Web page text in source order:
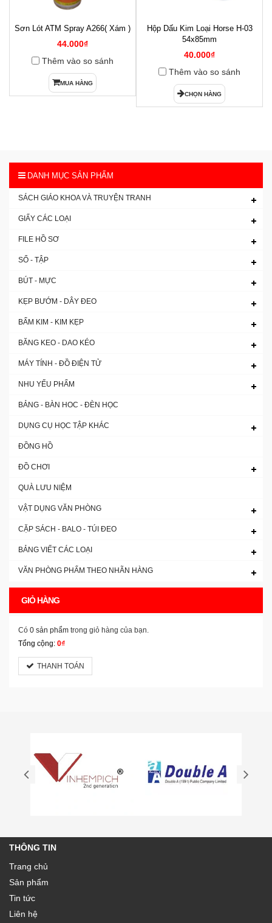
Sơn Lót ATM Spray A266( Xám )
44.000₫
Thêm vào so sánh
MUA HÀNG
Hộp Dấu Kim Loại Horse H-03
54x85mm
40.000₫
Thêm vào so sánh
CHỌN HÀNG
DANH MỤC SẢN PHẨM
SÁCH GIÁO KHOA VÀ TRUYỆN TRANH
GIẤY CÁC LOẠI
FILE HỒ SƠ
SỔ - TẬP
BÚT - MỰC
KẸP BƯỚM - DÂY ĐEO
BẤM KIM - KIM KẸP
BĂNG KEO - DAO KÉO
MÁY TÍNH - ĐỒ ĐIỆN TỬ
NHU YẾU PHẨM
BẢNG - BÀN HOC - ĐÈN HỌC
DỤNG CỤ HỌC TẬP KHÁC
ĐỒNG HỒ
ĐỒ CHƠI
QUÀ LƯU NIỆM
VẬT DỤNG VĂN PHÒNG
CẶP SÁCH - BALO - TÚI ĐEO
BẢNG VIẾT CÁC LOẠI
VĂN PHÒNG PHẨM THEO NHÃN HÀNG
GIỎ HÀNG
Có 0 sản phẩm trong giỏ hàng của bạn.
Tổng cộng: 0₫
THANH TOÁN
THÔNG TIN
Trang chủ
Sản phẩm
Tin tức
Liên hệ